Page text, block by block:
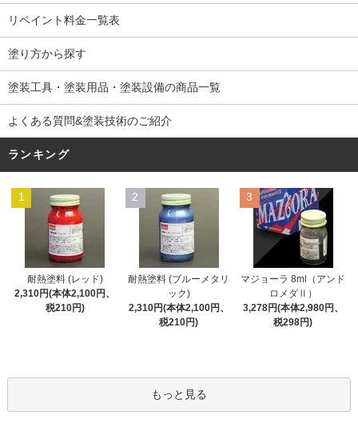
リペイント料金一覧表
塗り方から探す
塗装工具・塗装用品・塗装設備の商品一覧
よくある質問&塗装技術のご紹介
ランキング
1
耐熱塗料 (レッド)
2,310円(本体2,100円、
税210円)
2
耐熱塗料 (ブルーメタリ
ック)
2,310円(本体2,100円、
税210円)
3
マジョーラ 8ml（アンド
ロメダⅡ）
3,278円(本体2,980円、
税298円)
もっと見る